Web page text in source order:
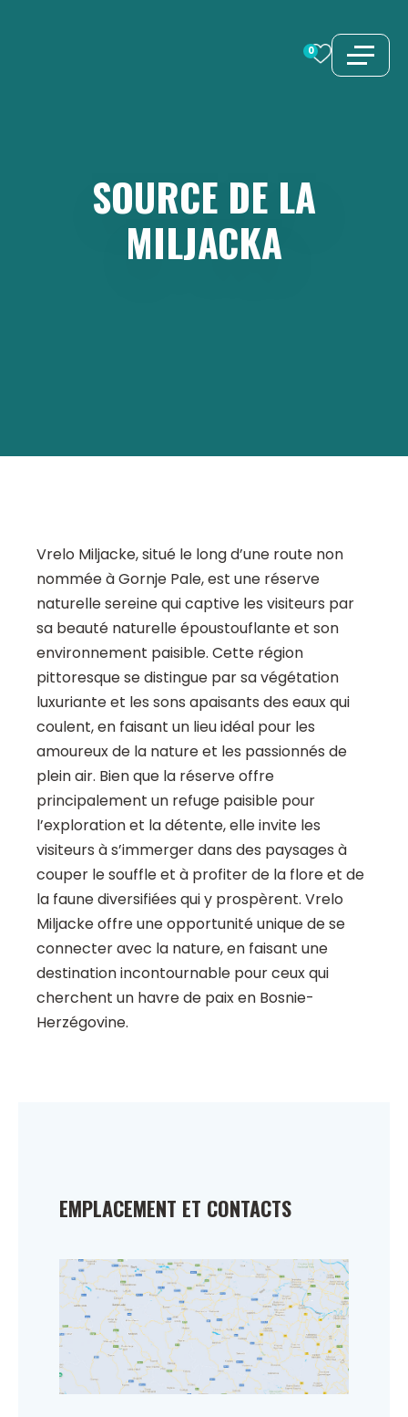
0
SOURCE DE LA
MILJACKA
Vrelo Miljacke, situé le long d’une route non
nommée à Gornje Pale, est une réserve
naturelle sereine qui captive les visiteurs par
sa beauté naturelle époustouflante et son
environnement paisible. Cette région
pittoresque se distingue par sa végétation
luxuriante et les sons apaisants des eaux qui
coulent, en faisant un lieu idéal pour les
amoureux de la nature et les passionnés de
plein air. Bien que la réserve offre
principalement un refuge paisible pour
l’exploration et la détente, elle invite les
visiteurs à s’immerger dans des paysages à
couper le souffle et à profiter de la flore et de
la faune diversifiées qui y prospèrent. Vrelo
Miljacke offre une opportunité unique de se
connecter avec la nature, en faisant une
destination incontournable pour ceux qui
cherchent un havre de paix en Bosnie-
Herzégovine.
EMPLACEMENT ET CONTACTS